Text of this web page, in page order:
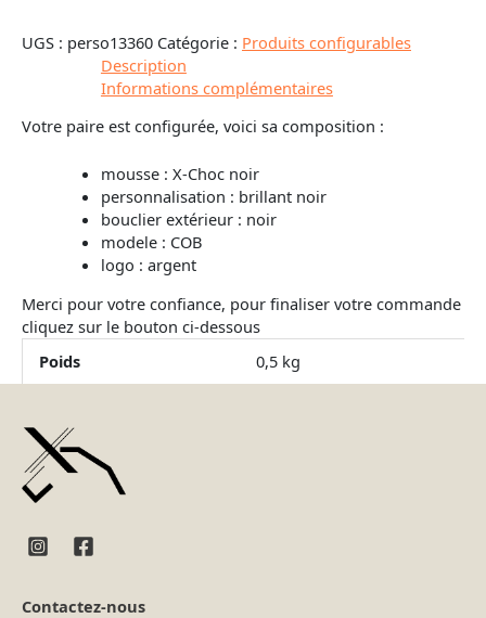
UGS : perso13360 Catégorie : Produits configurables
Description
Informations complémentaires
Votre paire est configurée, voici sa composition :
mousse : X-Choc noir
personnalisation : brillant noir
bouclier extérieur : noir
modele : COB
logo : argent
Merci pour votre confiance, pour finaliser votre commande
cliquez sur le bouton ci-dessous
Poids
0,5 kg
Contactez-nous